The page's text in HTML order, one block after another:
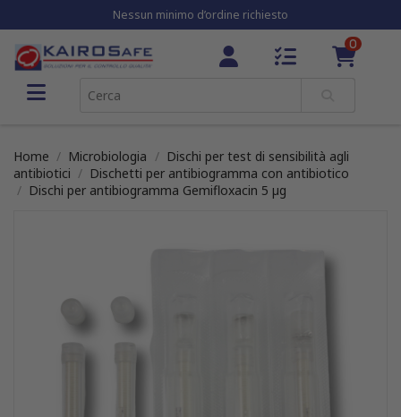
Nessun minimo d’ordine richiesto
0
Home Microbiologia
Dischi per test di sensibilità agli
antibiotici
Dischetti per antibiogramma con antibiotico
Dischi per antibiogramma Gemifloxacin 5 µg